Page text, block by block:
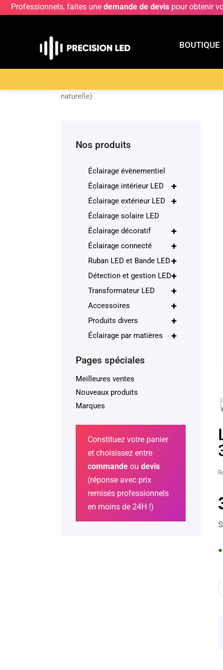
Professionnels, faites une demande de devis pour obtenir
BOUTIQUE
naturelle)
●
Nos produits
Éclairage évènementiel
+
Éclairage intérieur LED
+
Éclairage extérieur LED
Éclairage solaire LED
+
Éclairage décoratif
+
Éclairage connecté
+
Ruban LED et Bande LED
+
Détection et gestion LED
+
Transformateur LED
+
Accessoires
+
Produits divers
+
Éclairage par matières
Pages spéciales
Meilleures ventes
Nouveaux produits
Marques
Constituez votre panier
et choisissez entre
commande ou devis
(réponse avec prix
remisés professionnels
en moins de 24H !)